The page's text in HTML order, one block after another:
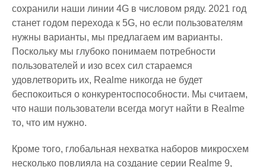
сохранили наши линии 4G в числовом ряду. 2021 год
станет годом перехода к 5G, но если пользователям
нужны варианты, мы предлагаем им варианты.
Поскольку мы глубоко понимаем потребности
пользователей и изо всех сил стараемся
удовлетворить их, Realme никогда не будет
беспокоиться о конкурентоспособности. Мы считаем,
что наши пользователи всегда могут найти в Realme
то, что им нужно.
Кроме того, глобальная нехватка наборов микросхем
несколько повлияла на создание серии Realme 9,